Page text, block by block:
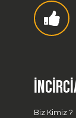
Biz Kimiz ?